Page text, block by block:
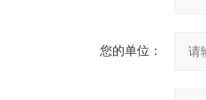
您的单位：